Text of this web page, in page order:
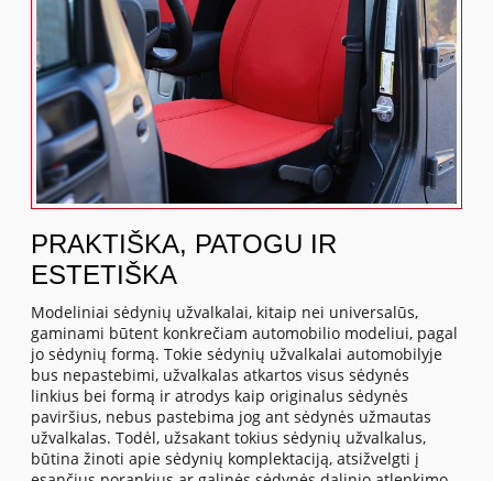
PRAKTIŠKA, PATOGU IR
ESTETIŠKA
Modeliniai sėdynių užvalkalai, kitaip nei universalūs,
gaminami būtent konkrečiam automobilio modeliui, pagal
jo sėdynių formą. Tokie sėdynių užvalkalai automobilyje
bus nepastebimi, užvalkalas atkartos visus sėdynės
linkius bei formą ir atrodys kaip originalus sėdynės
paviršius, nebus pastebima jog ant sėdynės užmautas
užvalkalas. Todėl, užsakant tokius sėdynių užvalkalus,
būtina žinoti apie sėdynių komplektaciją, atsižvelgti į